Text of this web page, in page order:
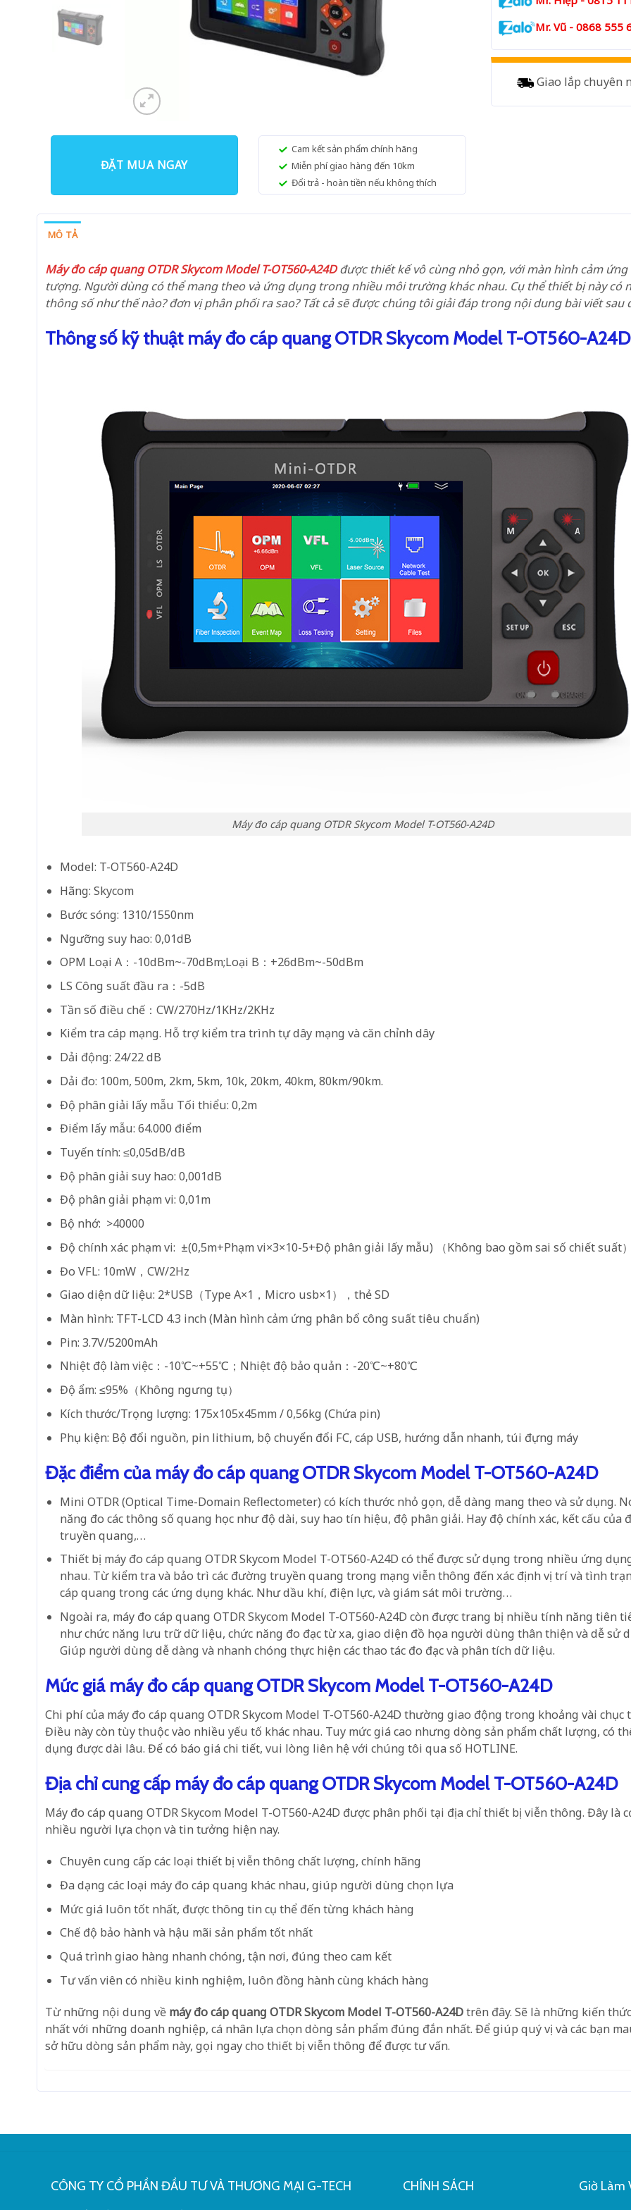
ĐẶT MUA NGAY
Cam kết sản phẩm chính hãng
Miễn phí giao hàng đến 10km
Đổi trả - hoàn tiền nếu không thích
Mr. Vũ - 0868 555
Giao lắp chuyên
MÔ TẢ
Máy đo cáp quang OTDR Skycom Model T-OT560-A24D được thiết kế vô cùng nhỏ gọn, với màn hình cảm ứng
tượng. Người dùng có thể mang theo và ứng dụng trong nhiều môi trường khác nhau. Cụ thể thiết bị này có
thông số như thế nào? đơn vị phân phối ra sao? Tất cả sẽ được chúng tôi giải đáp trong nội dung bài viết sau
Thông số kỹ thuật máy đo cáp quang OTDR Skycom Model T-OT560-A24D
Máy đo cáp quang OTDR Skycom Model T-OT560-A24D
Model: T-OT560-A24D
Hãng: Skycom
Bước sóng: 1310/1550nm
Ngưỡng suy hao: 0,01dB
OPM Loại A：-10dBm~-70dBm;Loại B：+26dBm~-50dBm
LS Công suất đầu ra：-5dB
Tần số điều chế：CW/270Hz/1KHz/2KHz
Kiểm tra cáp mạng. Hỗ trợ kiểm tra trình tự dây mạng và căn chỉnh dây
Dải động: 24/22 dB
Dải đo: 100m, 500m, 2km, 5km, 10k, 20km, 40km, 80km/90km.
Độ phân giải lấy mẫu Tối thiểu: 0,2m
Điểm lấy mẫu: 64.000 điểm
Tuyến tính: ≤0,05dB/dB
Độ phân giải suy hao: 0,001dB
Độ phân giải phạm vi: 0,01m
Bộ nhớ: >40000
Độ chính xác phạm vi: ±(0,5m+Phạm vi×3×10-5+Độ phân giải lấy mẫu) （Không bao gồm sai số chiết suất
Đo VFL: 10mW，CW/2Hz
Giao diện dữ liệu: 2*USB（Type A×1，Micro usb×1），thẻ SD
Màn hình: TFT-LCD 4.3 inch (Màn hình cảm ứng phân bổ công suất tiêu chuẩn)
Pin: 3.7V/5200mAh
Nhiệt độ làm việc：-10℃~+55℃；Nhiệt độ bảo quản：-20℃~+80℃
Độ ẩm: ≤95%（Không ngưng tụ）
Kích thước/Trọng lượng: 175x105x45mm / 0,56kg (Chứa pin)
Phụ kiện: Bộ đổi nguồn, pin lithium, bộ chuyển đổi FC, cáp USB, hướng dẫn nhanh, túi đựng máy
Đặc điểm của máy đo cáp quang OTDR Skycom Model T-OT560-A24D
Mini OTDR (Optical Time-Domain Reflectometer) có kích thước nhỏ gọn, dễ dàng mang theo và sử dụng.
năng đo các thông số quang học như độ dài, suy hao tín hiệu, độ phân giải. Hay độ chính xác, kết cấu của
truyền quang,…
Thiết bị máy đo cáp quang OTDR Skycom Model T-OT560-A24D có thể được sử dụng trong nhiều ứng
nhau. Từ kiểm tra và bảo trì các đường truyền quang trong mạng viễn thông đến xác định vị trí và tình
cáp quang trong các ứng dụng khác. Như dầu khí, điện lực, và giám sát môi trường…
Ngoài ra, máy đo cáp quang OTDR Skycom Model T-OT560-A24D còn được trang bị nhiều tính năng tiên
như chức năng lưu trữ dữ liệu, chức năng đo đạc từ xa, giao diện đồ họa người dùng thân thiện và dễ sử
Giúp người dùng dễ dàng và nhanh chóng thực hiện các thao tác đo đạc và phân tích dữ liệu.
Mức giá máy đo cáp quang OTDR Skycom Model T-OT560-A24D
Chi phí của máy đo cáp quang OTDR Skycom Model T-OT560-A24D thường giao động trong khoảng vài chục
Điều này còn tùy thuộc vào nhiều yếu tố khác nhau. Tuy mức giá cao nhưng dòng sản phẩm chất lượng, có
dụng được dài lâu. Để có báo giá chi tiết, vui lòng liên hệ với chúng tôi qua số HOTLINE.
Địa chỉ cung cấp máy đo cáp quang OTDR Skycom Model T-OT560-A24D
Máy đo cáp quang OTDR Skycom Model T-OT560-A24D được phân phối tại địa chỉ thiết bị viễn thông. Đây là
nhiều người lựa chọn và tin tưởng hiện nay.
Chuyên cung cấp các loại thiết bị viễn thông chất lượng, chính hãng
Đa dạng các loại máy đo cáp quang khác nhau, giúp người dùng chọn lựa
Mức giá luôn tốt nhất, được thông tin cụ thể đến từng khách hàng
Chế độ bảo hành và hậu mãi sản phẩm tốt nhất
Quá trình giao hàng nhanh chóng, tận nơi, đúng theo cam kết
Tư vấn viên có nhiều kinh nghiệm, luôn đồng hành cùng khách hàng
Từ những nội dung về máy đo cáp quang OTDR Skycom Model T-OT560-A24Dtrên đây. Sẽ là những kiến
nhất với những doanh nghiệp, cá nhân lựa chọn dòng sản phẩm đúng đắn nhất. Để giúp quý vị và các bạn
sở hữu dòng sản phẩm này, gọi ngay cho thiết bị viễn thông để được tư vấn.
CÔNG TY CỔ PHẦN ĐẦU TƯ VÀ THƯƠNG MẠI G-TECH
CHÍNH SÁCH
Giờ Làm